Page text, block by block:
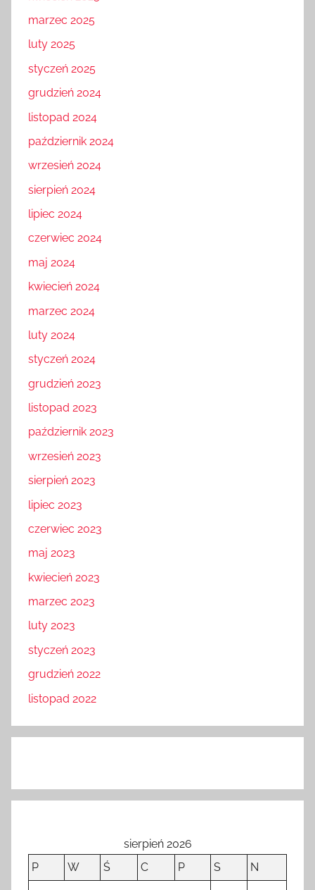
marzec 2025
luty 2025
styczeń 2025
grudzień 2024
listopad 2024
październik 2024
wrzesień 2024
sierpień 2024
lipiec 2024
czerwiec 2024
maj 2024
kwiecień 2024
marzec 2024
luty 2024
styczeń 2024
grudzień 2023
listopad 2023
październik 2023
wrzesień 2023
sierpień 2023
lipiec 2023
czerwiec 2023
maj 2023
kwiecień 2023
marzec 2023
luty 2023
styczeń 2023
grudzień 2022
listopad 2022
sierpień 2026
P
W Ś C P S
N